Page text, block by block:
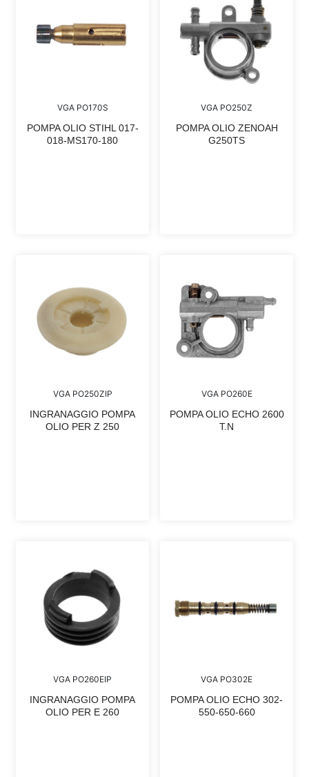
VGA PO170S
POMPA OLIO STIHL 017-
018-MS170-180
VGA PO250Z
POMPA OLIO ZENOAH
G250TS
VGA PO250ZIP
INGRANAGGIO POMPA
OLIO PER Z 250
VGA PO260E
POMPA OLIO ECHO 2600
T.N
VGA PO260EIP
INGRANAGGIO POMPA
OLIO PER E 260
VGA PO302E
POMPA OLIO ECHO 302-
550-650-660